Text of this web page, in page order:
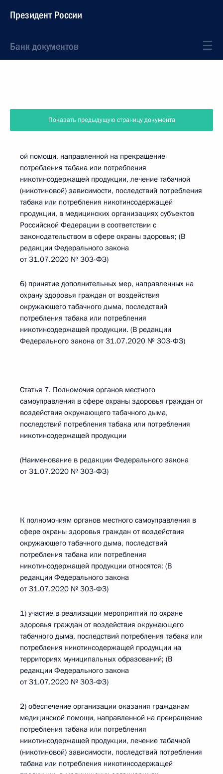
Президент России
Банк документов
Показать предыдущую страницу документа
ой помощи, направленной на прекращение
потребления табака или потребления
никотинсодержащей продукции, лечение табачной
(никотиновой) зависимости, последствий потребления
табака или потребления никотинсодержащей
продукции, в медицинских организациях субъектов
Российской Федерации в соответствии с
законодательством в сфере охраны здоровья; (В
редакции Федерального закона
от 31.07.2020 № 303-ФЗ)
6) принятие дополнительных мер, направленных на
охрану здоровья граждан от воздействия
окружающего табачного дыма, последствий
потребления табака или потребления
никотинсодержащей продукции. (В редакции
Федерального закона от 31.07.2020 № 303-ФЗ)
Статья 7. Полномочия органов местного
самоуправления в сфере охраны здоровья граждан от
воздействия окружающего табачного дыма,
последствий потребления табака или потребления
никотинсодержащей продукции
(Наименование в редакции Федерального закона
от 31.07.2020 № 303-ФЗ)
К полномочиям органов местного самоуправления в
сфере охраны здоровья граждан от воздействия
окружающего табачного дыма, последствий
потребления табака или потребления
никотинсодержащей продукции относятся: (В
редакции Федерального закона
от 31.07.2020 № 303-ФЗ)
1) участие в реализации мероприятий по охране
здоровья граждан от воздействия окружающего
табачного дыма, последствий потребления табака или
потребления никотинсодержащей продукции на
территориях муниципальных образований; (В
редакции Федерального закона
от 31.07.2020 № 303-ФЗ)
2) обеспечение организации оказания гражданам
медицинской помощи, направленной на прекращение
потребления табака или потребления
никотинсодержащей продукции, лечение табачной
(никотиновой) зависимости, последствий потребления
табака или потребления никотинсодержащей